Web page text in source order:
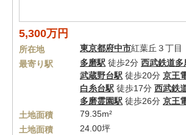
5,300万円
所在地 東京都府中市紅葉丘３丁目
最寄り駅
多磨駅 徒歩2分 西武鉄道多
武蔵野台駅 徒歩20分 京王
白糸台駅 徒歩17分 西武鉄
多磨霊園駅 徒歩26分 京王
土地面積
79.35m²
土地面積
24.00坪